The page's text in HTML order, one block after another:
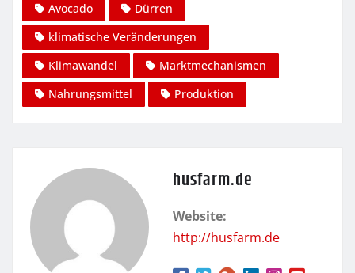
Avocado
Dürren
klimatische Veränderungen
Klimawandel
Marktmechanismen
Nahrungsmittel
Produktion
husfarm.de
Website:
http://husfarm.de